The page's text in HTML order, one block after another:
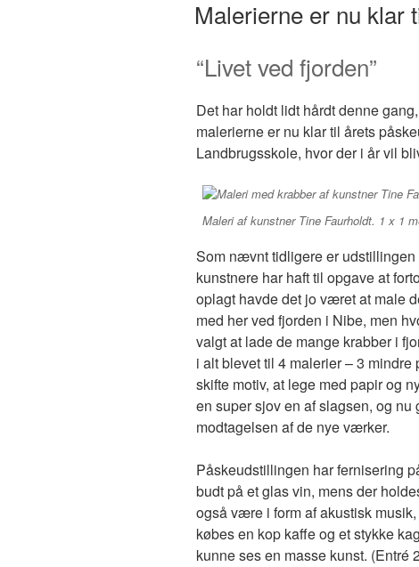
Malerierne er nu klar
“Livet ved fjorden”
Det har holdt lidt hårdt denne
malerierne er nu klar til årets
Landbrugsskole, hvor der i år vil
Maleri af kunstner Tine Faurholdt. 1 x 1
Som nævnt tidligere er
kunstnere har haft til opgave at
oplagt havde det jo været at male
med her ved fjorden i Nibe, men
valgt at lade de mange krabber i
i alt blevet til 4 malerier – 3
skifte motiv, at lege med papir og
en super sjov en af slagsen, og
modtagelsen af de nye værker.
Påskeudstillingen har fernisering
budt på et glas vin, mens der
også være i form af akustisk
købes en kop kaffe og et stykke
kunne ses en masse kunst. (Entré